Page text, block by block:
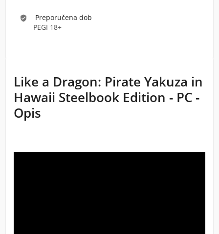
verified_user
Preporučena dob
PEGI 18+
Like a Dragon: Pirate Yakuza in
Hawaii Steelbook Edition - PC -
Opis